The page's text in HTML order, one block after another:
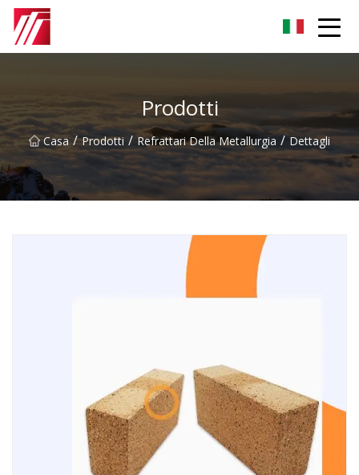
Prodotti
Casa / Prodotti / Refrattari Della Metallurgia / Dettagli